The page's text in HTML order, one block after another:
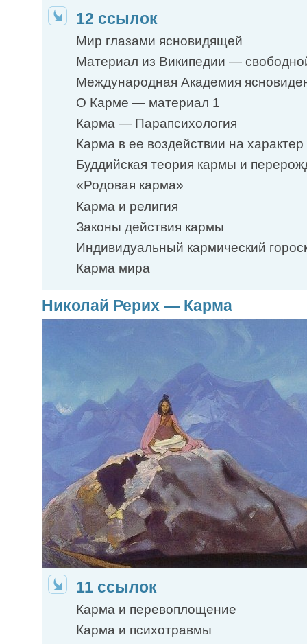
12 ссылок
Мир глазами ясновидящей
Материал из Википедии —
Международная Академия
О Карме — материал 1
Карма — Парапсихология
Карма в ее воздействии на характер
Буддийская теория кармы и
«Родовая карма»
Карма и религия
Законы действия кармы
Индивидуальный кармический
Карма мира
Николай Рерих — Карма
11 ссылок
Карма и перевоплощение
Карма и психотравмы